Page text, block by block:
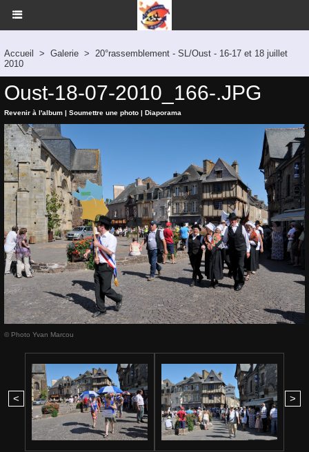
Accueil > Galerie > 20°rassemblement - SL/Oust - 16-17 et 18 juillet
2010
Oust-18-07-2010_166-.JPG
Revenir à l'album | Soumettre une photo | Diaporama
© Photo Yvan Marcou
< >